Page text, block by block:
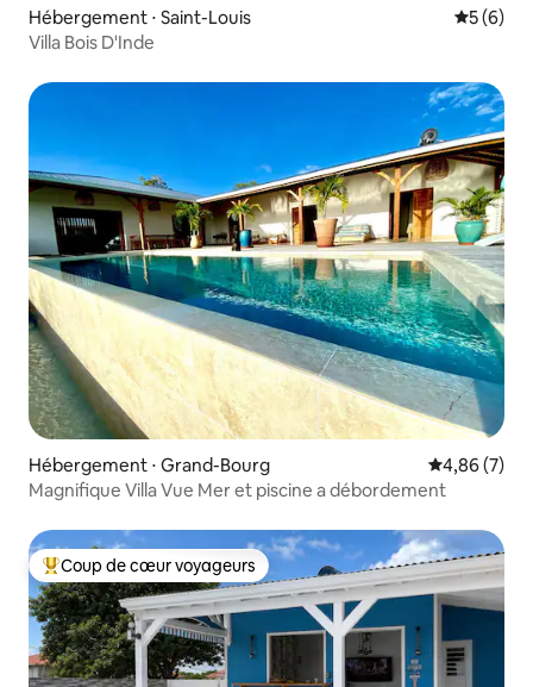
Hébergement ⋅ Saint-Louis
5 (6)
Villa Bois D'Inde
Hébergement ⋅ Grand-Bourg Évaluation
4,86 (7)
Magnifique Villa Vue Mer et piscine a débordement
Coups de cœur voyageurs les plus appréciés
Coup de cœur voyageurs